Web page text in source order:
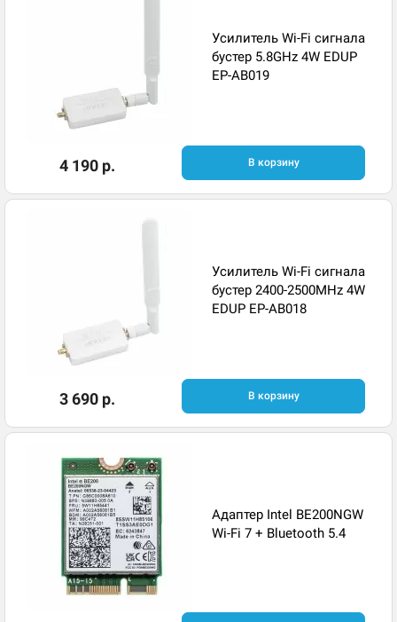
Усилитель Wi-Fi сигнала
бустер 5.8GHz 4W EDUP
EP-AB019
4 190 р. В корзину
Усилитель Wi-Fi сигнала
бустер 2400-2500MHz 4W
EDUP EP-AB018
3 690 р. В корзину
Адаптер Intel BE200NGW
Wi-Fi 7 + Bluetooth 5.4